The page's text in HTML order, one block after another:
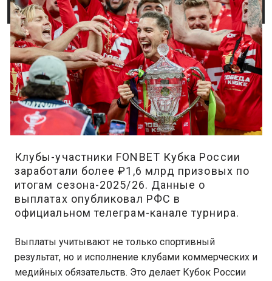
Клубы-участники FONBET Кубка России
заработали более ₽1,6 млрд призовых по
итогам сезона-2025/26. Данные о
выплатах опубликовал РФС в
официальном телеграм-канале турнира.
Выплаты учитывают не только спортивный
результат, но и исполнение клубами коммерческих и
медийных обязательств. Это делает Кубок России